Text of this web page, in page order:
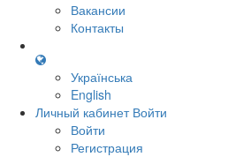
Вакансии
Контакты
Українська
English
Личный кабинет Войти
Войти
Регистрация